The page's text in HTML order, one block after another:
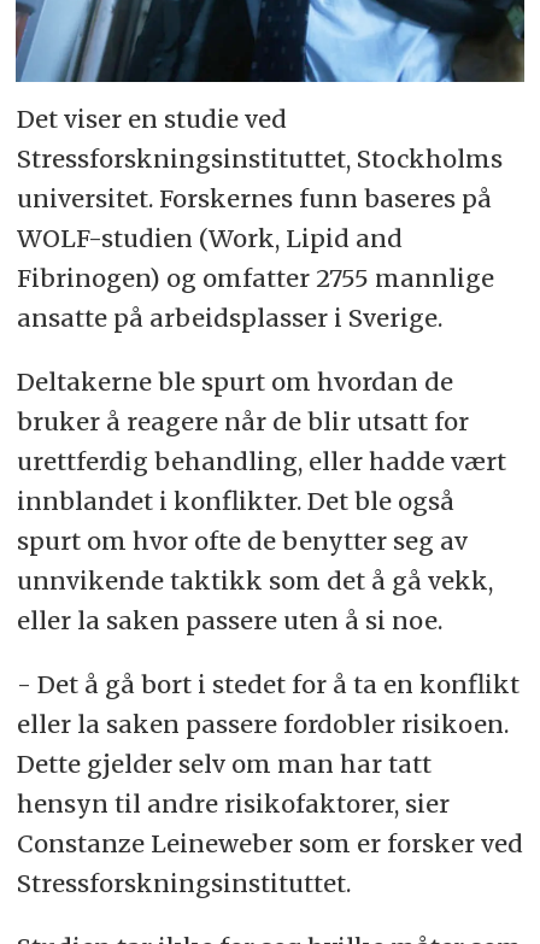
Det viser en studie ved
Stressforskningsinstituttet, Stockholms
universitet. Forskernes funn baseres på
WOLF-studien (Work, Lipid and
Fibrinogen) og omfatter 2755 mannlige
ansatte på arbeidsplasser i Sverige.
Deltakerne ble spurt om hvordan de
bruker å reagere når de blir utsatt for
urettferdig behandling, eller hadde vært
innblandet i konflikter. Det ble også
spurt om hvor ofte de benytter seg av
unnvikende taktikk som det å gå vekk,
eller la saken passere uten å si noe.
- Det å gå bort i stedet for å ta en konflikt
eller la saken passere fordobler risikoen.
Dette gjelder selv om man har tatt
hensyn til andre risikofaktorer, sier
Constanze Leineweber som er forsker ved
Stressforskningsinstituttet.